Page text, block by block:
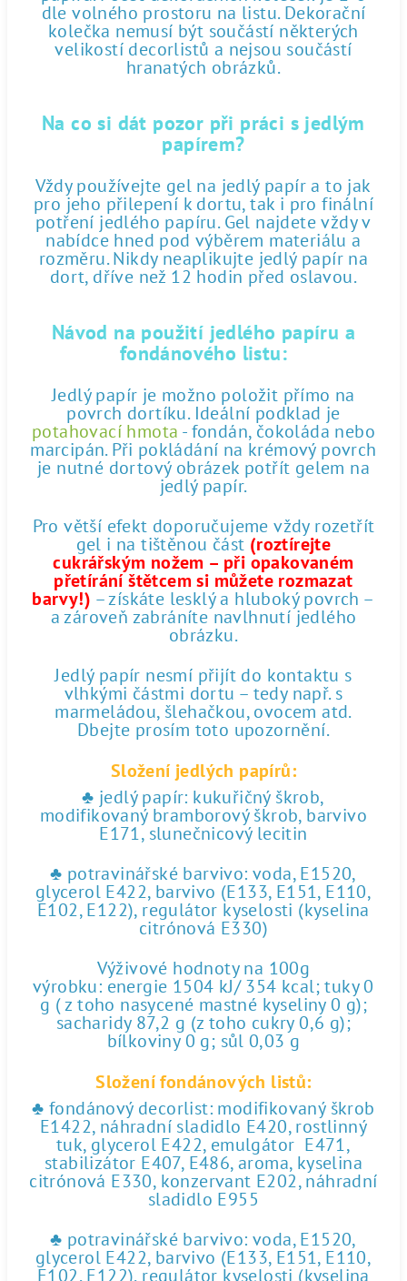
dle volného prostoru na listu. Dekorační
kolečka nemusí být součástí některých
velikostí decorlistů a nejsou součástí
hranatých obrázků.
Na co si dát pozor při práci s jedlým
papírem?
Vždy používejte gel na jedlý papír a to jak
pro jeho přilepení k dortu, tak i pro finální
potření jedlého papíru. Gel najdete vždy v
nabídce hned pod výběrem materiálu a
rozměru. Nikdy neaplikujte jedlý papír na
dort, dříve než 12 hodin před oslavou.
Návod na použití jedlého papíru a
fondánového listu:
Jedlý papír je možno položit přímo na
povrch dortíku. Ideální podklad je
potahovací hmota - fondán, čokoláda nebo
marcipán. Při pokládání na krémový povrch
je nutné dortový obrázek potřít gelem na
jedlý papír.
Pro větší efekt doporučujeme vždy rozetřít
gel i na tištěnou část (roztírejte
cukrářským nožem – při opakovaném
přetírání štětcem si můžete rozmazat
barvy!) – získáte lesklý a hluboký povrch –
a zároveň zabráníte navlhnutí jedlého
obrázku.
Jedlý papír nesmí přijít do kontaktu s
vlhkými částmi dortu – tedy např. s
marmeládou, šlehačkou, ovocem atd.
Dbejte prosím toto upozornění.
Složení jedlých papírů:
♣ jedlý papír: kukuřičný škrob,
modifikovaný bramborový škrob, barvivo
E171, slunečnicový lecitin
♣ potravinářské barvivo: voda, E1520,
glycerol E422, barvivo (E133, E151, E110,
E102, E122), regulátor kyselosti (kyselina
citrónová E330)
Výživové hodnoty na 100g
výrobku: energie 1504 kJ/ 354 kcal; tuky 0
g ( z toho nasycené mastné kyseliny 0 g);
sacharidy 87,2 g (z toho cukry 0,6 g);
bílkoviny 0 g; sůl 0,03 g
Složení fondánových listů:
♣ fondánový decorlist: modifikovaný škrob
E1422, náhradní sladidlo E420, rostlinný
tuk, glycerol E422, emulgátor E471,
stabilizátor E407, E486, aroma, kyselina
citrónová E330, konzervant E202, náhradní
sladidlo E955
♣ potravinářské barvivo: voda, E1520,
glycerol E422, barvivo (E133, E151, E110,
E102, E122), regulátor kyselosti (kyselina